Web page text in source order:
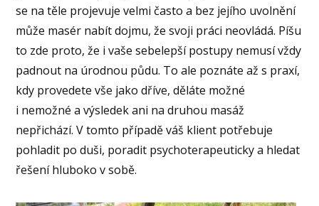
se na těle projevuje velmi často a bez jejího uvolnění
může masér nabít dojmu, že svoji práci neovládá. Píšu
to zde proto, že i vaše sebelepší postupy nemusí vždy
padnout na úrodnou půdu. To ale poznáte až s praxí,
kdy provedete vše jako dříve, děláte možné
i nemožné a výsledek ani na druhou masáž
nepřichází. V tomto případě váš klient potřebuje
pohladit po duši, poradit psychoterapeuticky a hledat
řešení hluboko v sobě.